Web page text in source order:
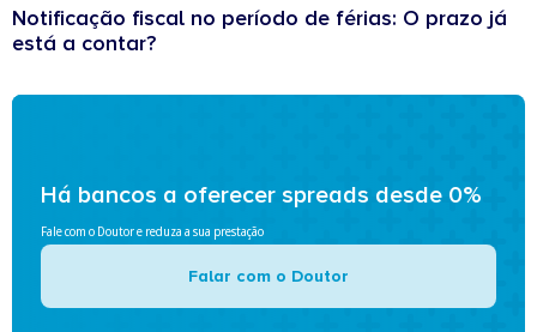
Notificação fiscal no período de férias: O prazo já
está a contar?
Há bancos a oferecer spreads desde 0%
Fale com o Doutor e reduza a sua prestação
Falar com o Doutor